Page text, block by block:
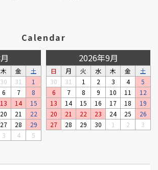
ター
軽に菜園が
す。
ステッチ
やさしいたたずまいのプランタ
ーです。
Calendar
木 金
土
30 31
1
6 7
8
13 14
15
20 21
22
27 28
29
3 4 5
2026年9月
日 月 火 水 木 金
土
30
31 1 2 3 4
5
6
7 8 9 10 11
12
13
14 15 16 17 18
19
20
21 22 23 24 25
26
27
28 29 30 1 2 3